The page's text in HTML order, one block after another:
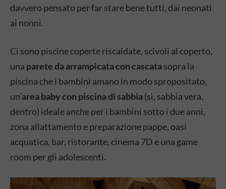
davvero pensato per far stare bene tutti, dai neonati
ai nonni.
Ci sono piscine coperte riscaldate, scivoli al coperto,
una parete da arrampicata con cascatasopra la
piscina che i bambini amano in modo spropositato,
un’area baby con piscina di sabbia(sì, sabbia vera,
dentro) ideale anche per i bambini sotto i due anni,
zona allattamento e preparazione pappe, oasi
acquatica, bar, ristorante, cinema 7D e una game
room per gli adolescenti.